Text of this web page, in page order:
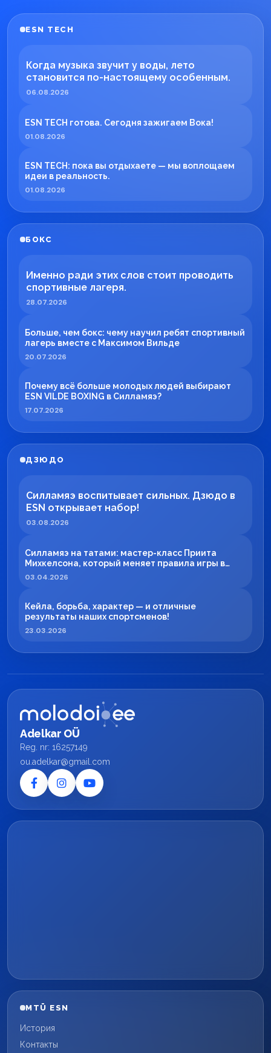
ESN TECH
Когда музыка звучит у воды, лето
становится по-настоящему особенным.
06.08.2026
ESN TECH готова. Сегодня зажигаем Вока!
01.08.2026
ESN TECH: пока вы отдыхаете — мы воплощаем
идеи в реальность.
01.08.2026
БОКС
Именно ради этих слов стоит проводить
спортивные лагеря.
28.07.2026
Больше, чем бокс: чему научил ребят спортивный
лагерь вместе с Максимом Вильде
20.07.2026
Почему всё больше молодых людей выбирают
ESN VILDE BOXING в Силламяэ?
17.07.2026
ДЗЮДО
Силламяэ воспитывает сильных. Дзюдо в
ESN открывает набор!
03.08.2026
Силламяэ на татами: мастер-класс Приита
Михкелсона, который меняет правила игры в
регионе
03.04.2026
Кейла, борьба, характер — и отличные
результаты наших спортсменов!
23.03.2026
Adelkar OÜ
Reg. nr: 16257149
ou.adelkar@gmail.com
MTÜ ESN
История
Контакты